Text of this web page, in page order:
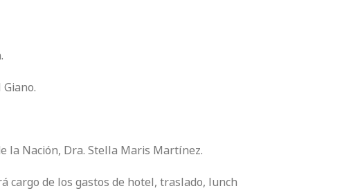
la Nación, Dra. Stella Maris Martínez.
cargo de los gastos de hotel, traslado, lunch